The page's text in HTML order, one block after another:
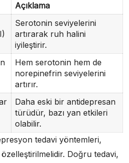
Açıklama
Serotonin seviyelerini
artırarak ruh halini
iyileştirir.
Hem serotonin hem de
norepinefrin seviyelerini
artırır.
Daha eski bir antidepresan
türüdür, bazı yan etkileri
olabilir.
tedavi yöntemleri,
Doğru tedavi,